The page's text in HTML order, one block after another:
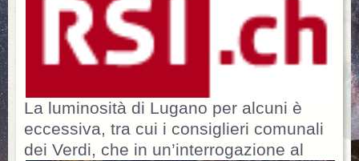
La luminosità di Lugano per alcuni è
eccessiva, tra cui i consiglieri comunali
dei Verdi, che in un’interrogazione al